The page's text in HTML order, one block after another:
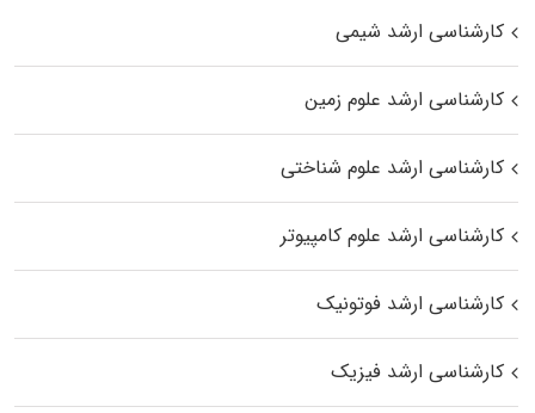
کارشناسی ارشد شیمی
کارشناسی ارشد علوم زمین
کارشناسی ارشد علوم شناختی
کارشناسی ارشد علوم کامپیوتر
کارشناسی ارشد فوتونیک
کارشناسی ارشد فیزیک